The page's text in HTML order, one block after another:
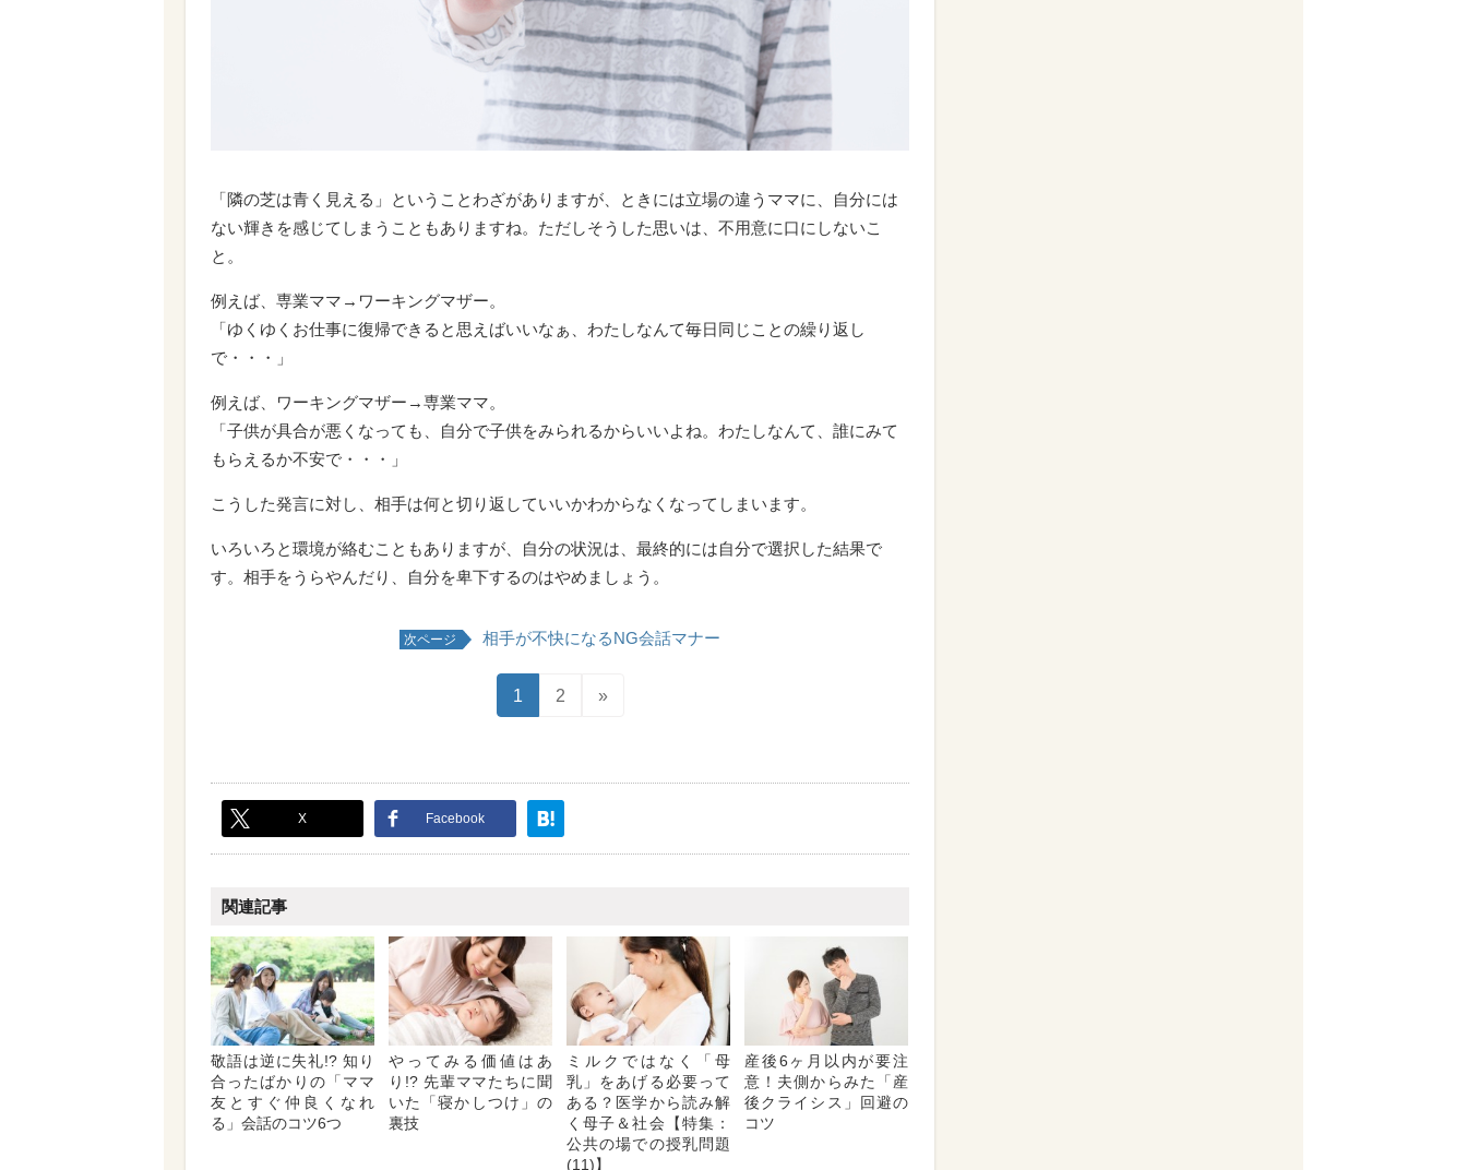
「隣の芝は青く見える」ということわざがありますが、ときには立場の違うママに、自分には
ない輝きを感じてしまうこともありますね。ただしそうした思いは、不用意に口にしないこ
と。
例えば、専業ママ→ワーキングマザー。
「ゆくゆくお仕事に復帰できると思えばいいなぁ、わたしなんて毎日同じことの繰り返し
で・・・」
例えば、ワーキングマザー→専業ママ。
「子供が具合が悪くなっても、自分で子供をみられるからいいよね。わたしなんて、誰にみて
もらえるか不安で・・・」
こうした発言に対し、相手は何と切り返していいかわからなくなってしまいます。
いろいろと環境が絡むこともありますが、自分の状況は、最終的には自分で選択した結果で
す。相手をうらやんだり、自分を卑下するのはやめましょう。
次ページ 相手が不快になるNG会話マナー
1 2 »
X Facebook
関連記事
敬語は逆に失礼!? 知り
合ったばかりの「ママ
友とすぐ仲良くなれ
る」会話のコツ6つ
やってみる価値はあ
り!? 先輩ママたちに聞
いた「寝かしつけ」の
裏技
ミルクではなく「母
乳」をあげる必要って
ある？医学から読み解
く母子＆社会【特集：
公共の場での授乳問題
(11)】
産後6ヶ月以内が要注
意！夫側からみた「産
後クライシス」回避の
コツ